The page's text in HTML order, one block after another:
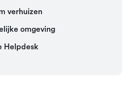
verhuizen
omgeving
Helpdesk